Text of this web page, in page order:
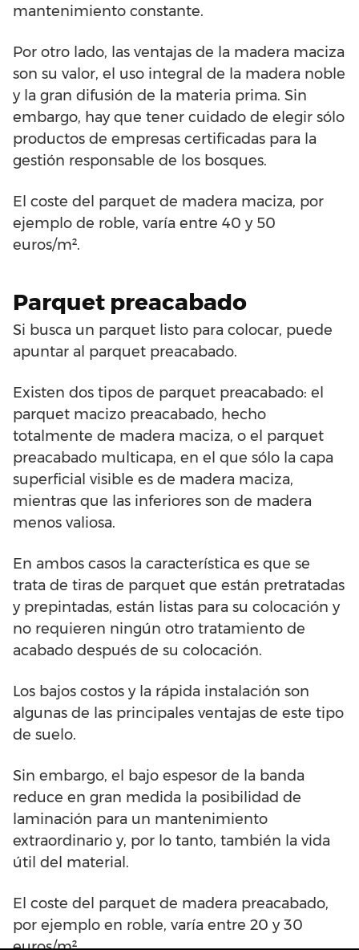
mantenimiento constante.
Por otro lado, las ventajas de la madera maciza
son su valor, el uso integral de la madera noble
y la gran difusión de la materia prima. Sin
embargo, hay que tener cuidado de elegir sólo
productos de empresas certificadas para la
gestión responsable de los bosques.
El coste del parquet de madera maciza, por
ejemplo de roble, varía entre 40 y 50
euros/m².
Parquet preacabado
Si busca un parquet listo para colocar, puede
apuntar al parquet preacabado.
Existen dos tipos de parquet preacabado: el
parquet macizo preacabado, hecho
totalmente de madera maciza, o el parquet
preacabado multicapa, en el que sólo la capa
superficial visible es de madera maciza,
mientras que las inferiores son de madera
menos valiosa.
En ambos casos la característica es que se
trata de tiras de parquet que están pretratadas
y prepintadas, están listas para su colocación y
no requieren ningún otro tratamiento de
acabado después de su colocación.
Los bajos costos y la rápida instalación son
algunas de las principales ventajas de este tipo
de suelo.
Sin embargo, el bajo espesor de la banda
reduce en gran medida la posibilidad de
laminación para un mantenimiento
extraordinario y, por lo tanto, también la vida
útil del material.
El coste del parquet de madera preacabado,
por ejemplo en roble, varía entre 20 y 30